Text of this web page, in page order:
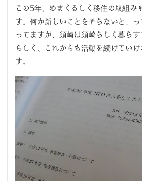
この5年、めまぐるしく移住の取組み
す。何か新しいことをやらないと、
ってますが、須崎は須崎らしく暮らす
らしく、これからも活動を続けてい
す。